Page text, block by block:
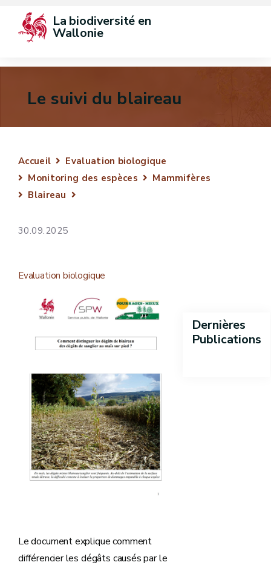
La biodiversité en
Wallonie
Le suivi du blaireau
Accueil
Evaluation biologique
Monitoring des espèces
Mammifères
Blaireau
30.09.2025
Evaluation biologique
Le document explique comment
différencier les dégâts causés par le
Dernières
Publications